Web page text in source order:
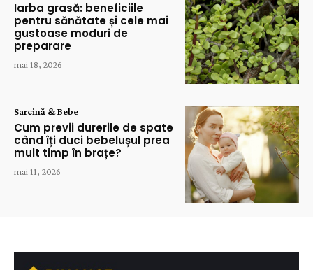
Iarba grasă: beneficiile
pentru sănătate și cele mai
gustoase moduri de
preparare
mai 18, 2026
Sarcină & Bebe
Cum previi durerile de spate
când îți duci bebelușul prea
mult timp în brațe?
mai 11, 2026